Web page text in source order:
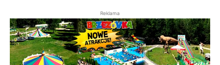
Reklama